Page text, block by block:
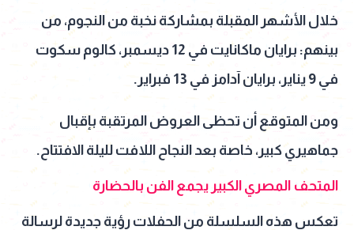
خلال الأشهر المقبلة بمشاركة نخبة من النجوم، من
بينهم: برايان ماكانايت في 12 ديسمبر، كالوم سكوت
في 9 يناير، برايان آدامز في 13 فبراير.
ومن المتوقع أن تحظى العروض المرتقبة بإقبال
جماهيري كبير، خاصة بعد النجاح اللافت لليلة الافتتاح.
المتحف المصري الكبير يجمع الفن بالحضارة
تعكس هذه السلسلة من الحفلات رؤية جديدة لرسالة